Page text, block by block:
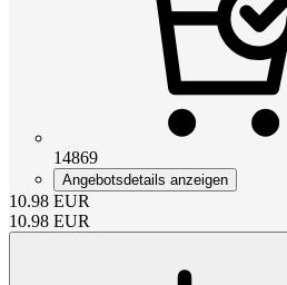
14869
Angebotsdetails anzeigen
10.98 EUR
10.98 EUR